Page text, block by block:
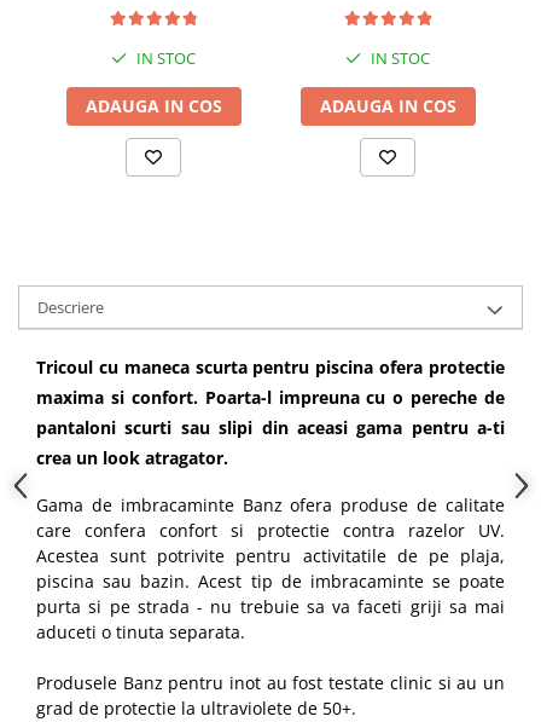
IN STOC
ADAUGA IN COS
IN STOC
ADAUGA IN COS
Descriere
Tricoul cu maneca scurta pentru piscina ofera protectie
maxima si confort. Poarta-l impreuna cu o pereche de
pantaloni scurti sau slipi din aceasi gama pentru a-ti
crea un look atragator.
Gama de imbracaminte Banz ofera produse de calitate
care confera confort si protectie contra razelor UV.
Acestea sunt potrivite pentru activitatile de pe plaja,
piscina sau bazin. Acest tip de imbracaminte se poate
purta si pe strada - nu trebuie sa va faceti griji sa mai
aduceti o tinuta separata.
Produsele Banz pentru inot au fost testate clinic si au un
grad de protectie la ultraviolete de 50+.